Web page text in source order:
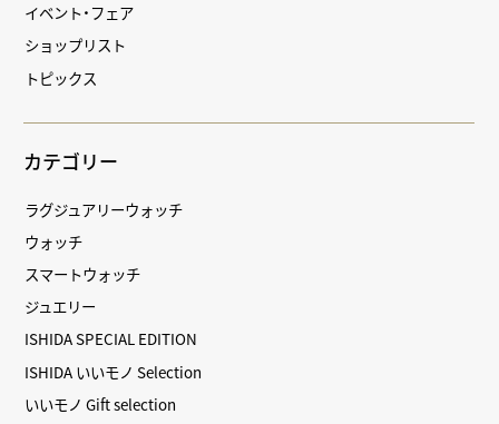
イベント・フェア
ショップリスト
トピックス
カテゴリー
ラグジュアリーウォッチ
ウォッチ
スマートウォッチ
ジュエリー
ISHIDA SPECIAL EDITION
ISHIDA いいモノ Selection
いいモノ Gift selection